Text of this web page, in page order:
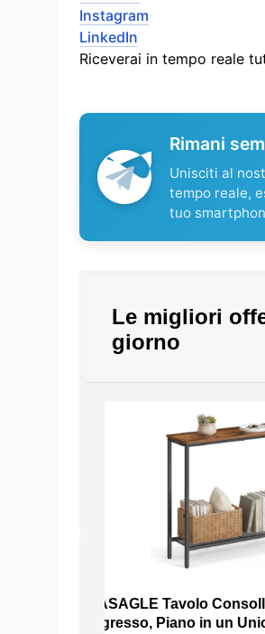
Instagram
LinkedIn
Riceverai in tempo reale
Rimani
Unisciti al
tempo reale,
tuo